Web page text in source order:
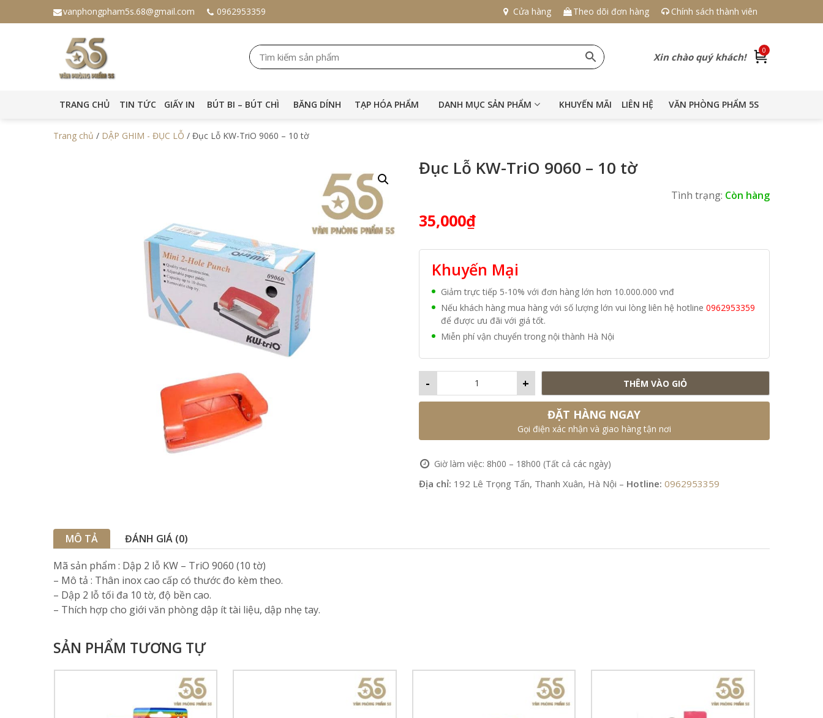
vanphongpham5s.68@gmail.com 0962953359 Cửa hàng Theo dõi đơn hàng Chính sách thành viên
Xin chào quý khách!
0
TRANG CHỦ TIN TỨC GIẤY IN BÚT BI – BÚT CHÌ BĂNG DÍNH TẠP HÓA PHẨM DANH MỤC SẢN PHẨM KHUYẾN MÃI LIÊN HỆ VĂN PHÒNG PHẨM 5S
Trang chủ / DẬP GHIM - ĐỤC LỖ / Đục Lỗ KW-TriO 9060 – 10 tờ
Đục Lỗ KW-TriO 9060 – 10 tờ
Tình trạng: Còn hàng
35,000₫
Khuyến Mại
Giảm trực tiếp 5-10% với đơn hàng lớn hơn 10.000.000 vnđ
Nếu khách hàng mua hàng với số lượng lớn vui lòng liên hệ hotline 0962953359
để được ưu đãi với giá tốt.
Miễn phí vận chuyển trong nội thành Hà Nội
+
- THÊM VÀO GIỎ
ĐẶT HÀNG NGAY
Gọi điện xác nhận và giao hàng tận nơi
Giờ làm việc: 8h00 – 18h00 (Tất cả các ngày)
Địa chỉ: 192 Lê Trọng Tấn, Thanh Xuân, Hà Nội – Hotline: 0962953359
MÔ TẢ
ĐÁNH GIÁ (0)
Mã sản phẩm : Dập 2 lỗ KW – TriO 9060 (10 tờ)
– Mô tả : Thân inox cao cấp có thước đo kèm theo.
– Dập 2 lỗ tối đa 10 tờ, độ bền cao.
– Thích hợp cho giới văn phòng dập ít tài liệu, dập nhẹ tay.
SẢN PHẨM TƯƠNG TỰ